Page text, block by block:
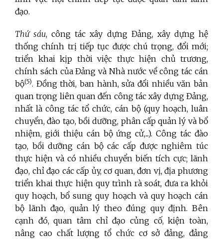
đạo.
Thứ sáu, công tác xây dựng Đảng, xây dựng hệ
thống chính trị tiếp tục được chú trọng, đổi mới;
triển khai kịp thời việc thực hiện chủ trương,
chính sách của Đảng và Nhà nước về công tác cán
bộ(5). Đồng thời, ban hành, sửa đổi nhiều văn bản
quan trọng liên quan đến công tác xây dựng Đảng,
nhất là công tác tổ chức, cán bộ (quy hoạch, luân
chuyển, đào tạo, bồi dưỡng, phân cấp quản lý và bổ
nhiệm, giới thiệu cán bộ ứng cử,...). Công tác đào
tạo, bồi dưỡng cán bộ các cấp được nghiêm túc
thực hiện và có nhiều chuyển biến tích cực; lãnh
đạo, chỉ đạo các cấp ủy, cơ quan, đơn vị, địa phương
triển khai thực hiện quy trình rà soát, đưa ra khỏi
quy hoạch, bổ sung quy hoạch và quy hoạch cán
bộ lãnh đạo, quản lý theo đúng quy định. Bên
cạnh đó, quan tâm chỉ đạo củng cố, kiện toàn,
nâng cao chất lượng tổ chức cơ sở đảng, đảng